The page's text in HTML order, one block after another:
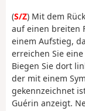
(S/Z) Mit dem
auf einen breiten
einem Aufstieg,
erreichen Sie
Biegen Sie dort
der mit einem
gekennzeichnet
Guérin anzeigt.